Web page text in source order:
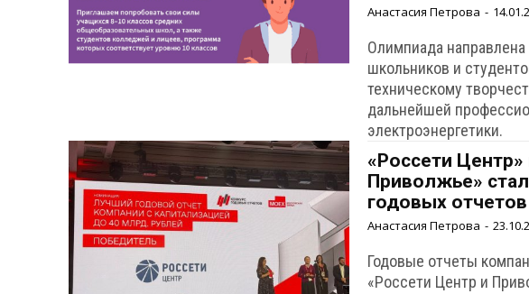
Анастасия Петрова -
Олимпиада
школьников и
техническому
дальнейшей
электроэнергетики.
«Россети
Приволжье»
годовых
Анастасия Петрова -
Годовые отчеты
«Россети Центр и